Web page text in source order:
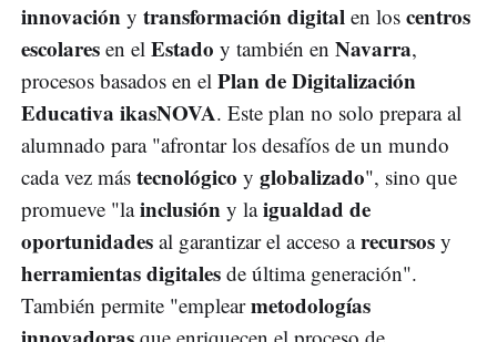
innovación y transformación digital en los centros
escolares en el Estado y también en Navarra,
procesos basados en el Plan de Digitalización
Educativa ikasNOVA. Este plan no solo prepara al
alumnado para "afrontar los desafíos de un mundo
cada vez más tecnológico y globalizado", sino que
promueve "lainclusión y laigualdad de
oportunidades al garantizar el acceso arecursos y
herramientas digitales de última generación".
También permite "emplearmetodologías